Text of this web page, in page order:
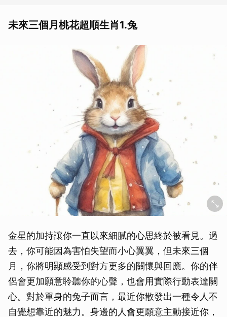
未來三個月桃花超順生肖1.兔
金星的加持讓你一直以來細膩的心思終於被看見。過
去，你可能因為害怕失望而小心翼翼，但未來三個
月，你將明顯感受到對方更多的關懷與回應。你的伴
侶會更加願意聆聽你的心聲，也會用實際行動表達關
心。對於單身的兔子而言，最近你散發出一種令人不
自覺想靠近的魅力。身邊的人會更願意主動接近你，